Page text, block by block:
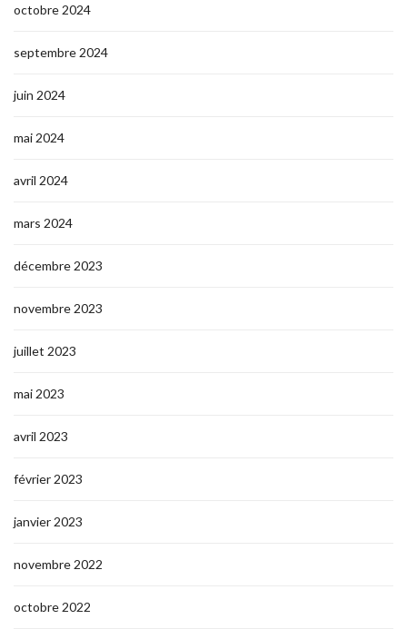
octobre 2024
septembre 2024
juin 2024
mai 2024
avril 2024
mars 2024
décembre 2023
novembre 2023
juillet 2023
mai 2023
avril 2023
février 2023
janvier 2023
novembre 2022
octobre 2022